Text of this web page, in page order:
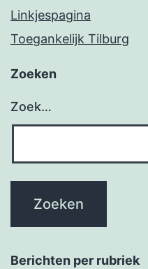
Linkjespagina
Toegankelijk Tilburg
Zoeken
Zoek…
Berichten per rubriek